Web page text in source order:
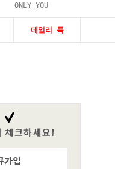
ONLY YOU
데일리 룩